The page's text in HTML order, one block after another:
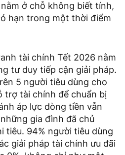
ở chỗ không biết tính,
hạn trong một thời điểm
tài chính Tết 2026 nằm
tư duy tiếp cận giải pháp.
5 người tiêu dùng cho
trợ tài chính để chuẩn bị
áp lực dòng tiền vẫn
gia đình đã chủ
tiêu. 94% người tiêu dùng
giải pháp tài chính ưu đãi